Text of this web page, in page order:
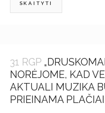
SKAITYTI
31 RGP
NORĖJOME, KAD
AKTUALI MUZIKA
PRIEINAMA